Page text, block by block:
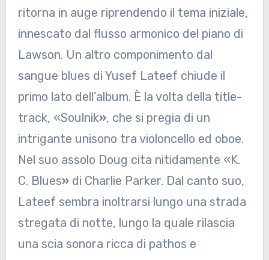
ritorna in auge riprendendo il tema iniziale,
innescato dal flusso armonico del piano di
Lawson. Un altro componimento dal
sangue blues di Yusef Lateef chiude il
primo lato dell’album. È la volta della title-
track, «Soulnik», che si pregia di un
intrigante unisono tra violoncello ed oboe.
Nel suo assolo Doug cita nitidamente «K.
C. Blues»di Charlie Parker. Dal canto suo,
Lateef sembra inoltrarsi lungo una strada
stregata di notte, lungo la quale rilascia
una scia sonora ricca di pathos e